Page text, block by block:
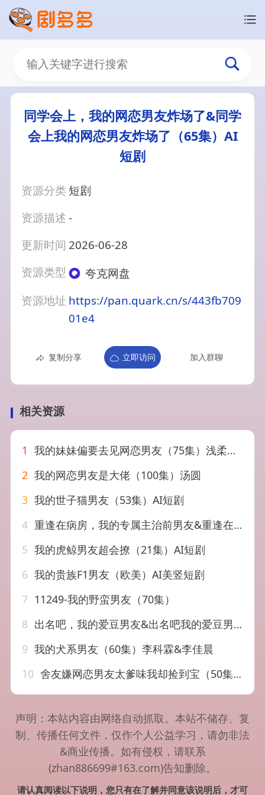
同学会上，我的网恋男友炸场了&同学
会上我的网恋男友炸场了（65集）AI
短剧
资源分类 短剧
资源描述-
更新时间 2026-06-28
资源类型
夸克网盘
资源地址 https://pan.quark.cn/s/443fb709
01e4
复制分享 立即访问 加入群聊
相关资源
1 我的妹妹偏要去见网恋男友（75集）浅柔＆岳玥（张祥玥）
2 我的网恋男友是大佬（100集）汤圆
3 我的世子猫男友（53集）AI短剧
4 重逢在病房，我的专属主治前男友&重逢在病房我的专属主治前男友（53集）AI短剧
5 我的虎鲸男友超会撩（21集）AI短剧
6 我的贵族F1男友（欧美）AI美竖短剧
7 11249-我的野蛮男友（70集）
8 出名吧，我的爱豆男友&出名吧我的爱豆男友（52集）蔡颂思&宋子鸣
9 我的犬系男友（60集）李科霖&李佳晨
10 舍友嫌网恋男友太爹味我却捡到宝（50集）席文君&郭芷铭
声明：本站内容由网络自动抓取。本站不储存、复
制、传播任何文件，仅作个人公益学习，请勿非法
&商业传播。如有侵权，请联系
(zhan886699#163.com)告知删除。
请认真阅读以下说明，您只有在了解并同意该说明后，才可